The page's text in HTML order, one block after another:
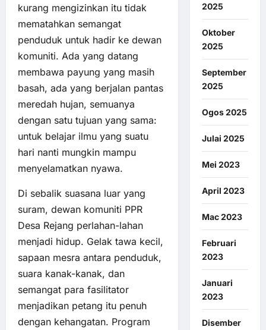
kurang mengizinkan itu tidak
mematahkan semangat
penduduk untuk hadir ke dewan
komuniti. Ada yang datang
membawa payung yang masih
basah, ada yang berjalan pantas
meredah hujan, semuanya
dengan satu tujuan yang sama:
untuk belajar ilmu yang suatu
hari nanti mungkin mampu
menyelamatkan nyawa.
Di sebalik suasana luar yang
suram, dewan komuniti PPR
Desa Rejang perlahan-lahan
menjadi hidup. Gelak tawa kecil,
sapaan mesra antara penduduk,
suara kanak-kanak, dan
semangat para fasilitator
menjadikan petang itu penuh
dengan kehangatan. Program
2025
Oktober
2025
September
2025
Ogos 2025
Julai 2025
Mei 2023
April 2023
Mac 2023
Februari
2023
Januari
2023
Disember